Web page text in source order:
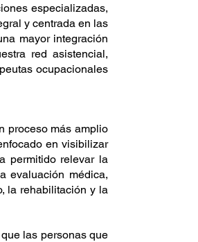
especializadas,
y centrada en las
mayor integración
red asistencial,
ocupacionales
proceso más amplio
en visibilizar
permitido relevar la
evaluación médica,
la rehabilitación y la
las personas que